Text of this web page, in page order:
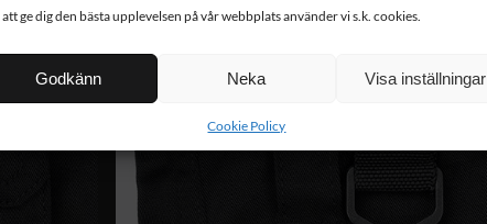
ge dig den bästa upplevelsen på vår webbplats använder vi s.k. cookies.
Godkänn Neka Visa inställningar
Cookie Policy